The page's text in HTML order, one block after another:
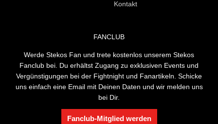
Kontakt
FANCLUB
Werde Stekos Fan und trete kostenlos unserem Stekos
Fanclub bei. Du erhältst Zugang zu exklusiven Events und
Vergünstigungen bei der Fightnight und Fanartikeln. Schicke
uns einfach eine Email mit Deinen Daten und wir melden uns
bei Dir.
Fanclub-Mitglied werden